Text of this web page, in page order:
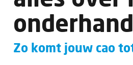
Zo komt jouw cao